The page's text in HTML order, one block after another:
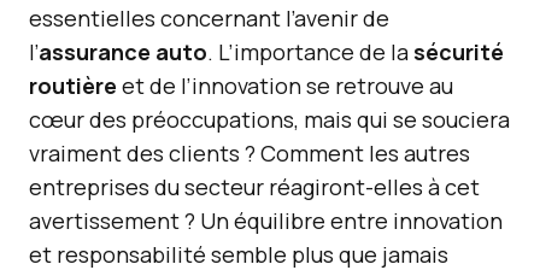
essentielles concernant l’avenir de
l’assurance auto. L’importance de la sécurité
routière et de l’innovation se retrouve au
cœur des préoccupations, mais qui se souciera
vraiment des clients ? Comment les autres
entreprises du secteur réagiront-elles à cet
avertissement ? Un équilibre entre innovation
et responsabilité semble plus que jamais